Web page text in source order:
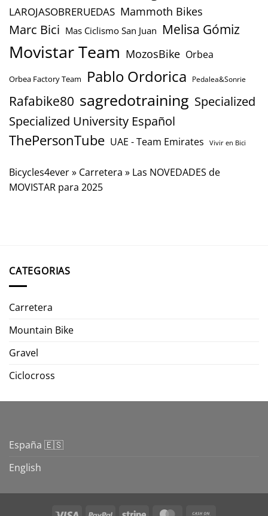
LAROJASOBRERUEDAS Mammoth Bikes
Marc Bici Mas Ciclismo San Juan Melisa Gómiz
Movistar Team MozosBike Orbea
Orbea Factory Team Pablo Ordorica Pedalea&Sonrie
Rafabike80 sagredotraining Specialized
Specialized University Español
ThePersonTube UAE - Team Emirates Vivir en Bici
Bicycles4ever» Carretera » Las NOVEDADES de
MOVISTAR para 2025
CATEGORIAS
Carretera
Mountain Bike
Gravel
Ciclocross
España 🇪🇸
English
Visa PayPal Stripe MasterCard